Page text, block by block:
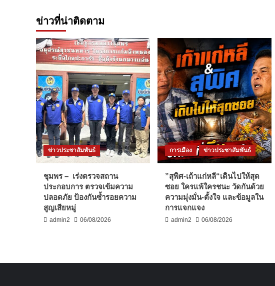
ข่าวที่น่าติดตาม
ข่าวประชาสัมพันธ์
ชุมพร – เร่งตรวจสถาน
ประกอบการ ตรวจเข้มความ
ปลอดภัย ป้องกันซ้ำรอยความ
สูญเสียหมู่
admin2 06/08/2026
การเมือง ข่าวประชาสัมพันธ์
”สุพิศ-เถ้าแก่หลี“เดินไปให้สุด
ซอย ใครแพ้ใครชนะ วัดกันด้วย
ความมุ่งมั่น-ตั้งใจ และข้อมูลใน
การแจกแจง
admin2 06/08/2026